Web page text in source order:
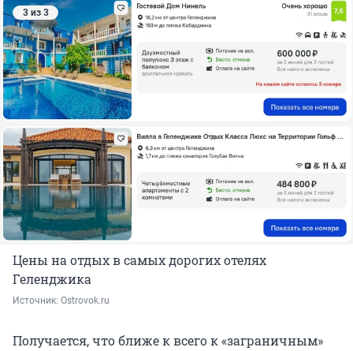
3 из 3
Цены на отдых в самых дорогих отелях
Геленджика
Источник: Ostrovok.ru
Получается, что ближе к всего к «заграничным»